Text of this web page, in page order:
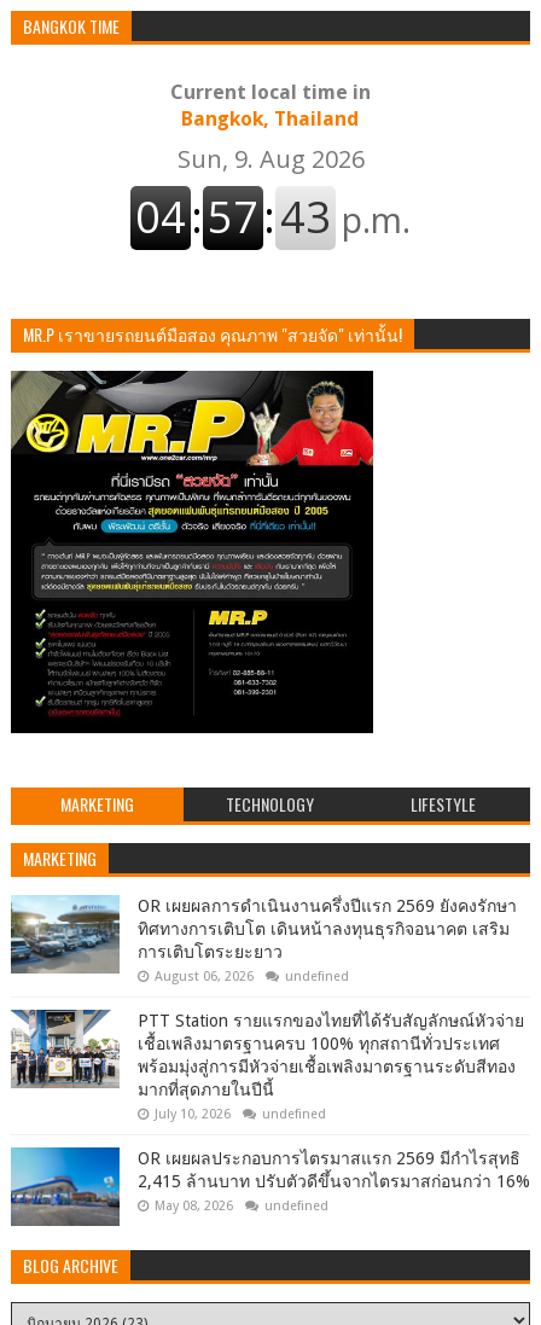
BANGKOK TIME
Current local time in
Bangkok, Thailand
MR.P เราขายรถยนต์มือสอง คุณภาพ "สวยจัด" เท่านั้น!
MARKETING TECHNOLOGY LIFESTYLE
MARKETING
OR เผยผลการดำเนินงานครึ่งปีแรก 2569 ยังคงรักษา
ทิศทางการเติบโต เดินหน้าลงทุนธุรกิจอนาคต เสริม
การเติบโตระยะยาว
August 06, 2026 undefined
PTT Station รายแรกของไทยที่ได้รับสัญลักษณ์หัวจ่าย
เชื้อเพลิงมาตรฐานครบ 100% ทุกสถานีทั่วประเทศ
พร้อมมุ่งสู่การมีหัวจ่ายเชื้อเพลิงมาตรฐานระดับสีทอง
มากที่สุดภายในปีนี้
July 10, 2026 undefined
OR เผยผลประกอบการไตรมาสแรก 2569 มีกำไรสุทธิ
2,415 ล้านบาท ปรับตัวดีขึ้นจากไตรมาสก่อนกว่า 16%
May 08, 2026 undefined
BLOG ARCHIVE